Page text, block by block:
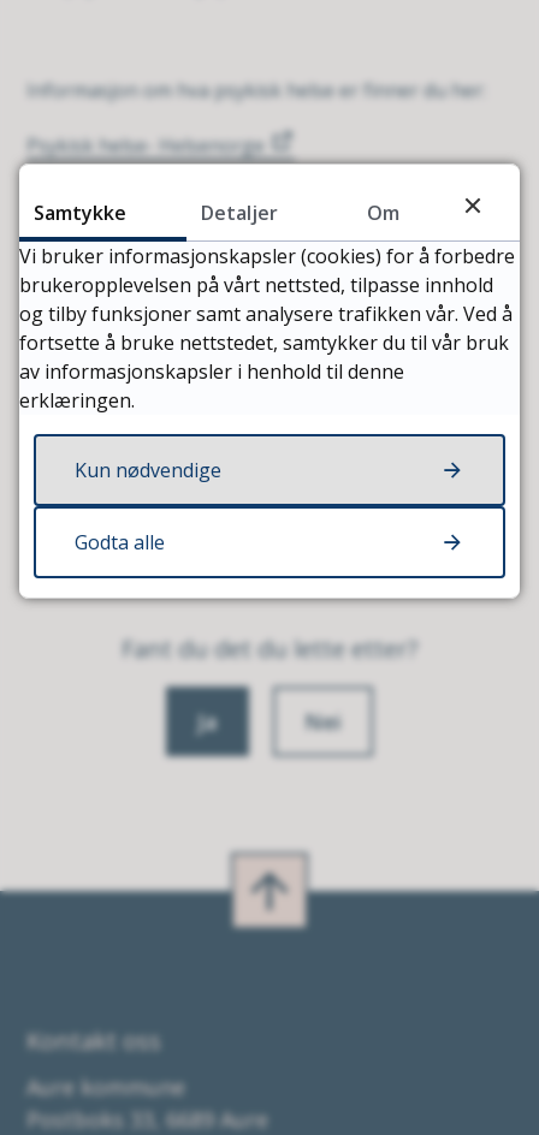
Informasjon om hva psykisk helse er finner du her:
Psykisk helse- Helsenorge
Helsenorge
Publisert 22.08.2023 11:24 Sist endret 20.04.2026 15:16
Fant du det du lette etter?
Ja Nei
Kontakt oss
Aure kommune
Postboks 33, 6689 Aure
Samtykke Detaljer
Om
Vi bruker informasjonskapsler (cookies) for å forbedre
brukeropplevelsen på vårt nettsted, tilpasse innhold
og tilby funksjoner samt analysere trafikken vår. Ved å
fortsette å bruke nettstedet, samtykker du til vår bruk
av informasjonskapsler i henhold til denne
erklæringen.
Kun nødvendige
Godta alle